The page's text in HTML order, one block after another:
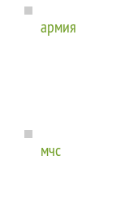
армия
мчс